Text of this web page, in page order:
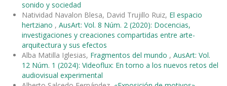
sonido y sociedad
Natividad Navalon Blesa, David Trujillo Ruiz, El espacio
hertziano , AusArt: Vol. 8 Núm. 2 (2020): Docencias,
investigaciones y creaciones compartidas entre arte-
arquitectura y sus efectos
Alba Matilla Iglesias, Fragmentos del mundo , AusArt: Vol.
12 Núm. 1 (2024): Videoflux: En torno a los nuevos retos del
audiovisual experimental